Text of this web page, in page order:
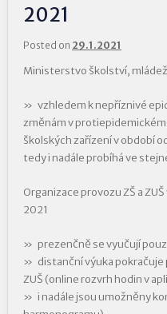
2021
Posted on 29.1.2021
Ministerstvo školství,
vzhledem k nepříznivé
změnám v protiepidemickém
školských zařízení v období
tedy i nadále probíhá ve
Organizace provozu ZŠ a
2021
prezenčně se vyučují
distanční výuka pokračuje
ZUŠ (online rozvrh hodin v
i nadále jsou umožněny